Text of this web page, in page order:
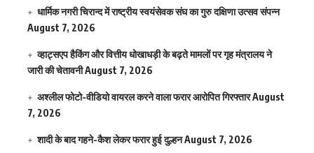
धार्मिक नगरी चिरान्द में राष्ट्रीय स्वयंसेवक संघ का गुरु दक्षिणा उत्सव संपन्न
August 7, 2026
व्हाट्सएप हैकिंग और वित्तीय धोखाधड़ी के बढ़ते मामलों पर गृह मंत्रालय ने
जारी की चेतावनीAugust 7, 2026
अश्लील फोटो-वीडियो वायरल करने वाला फरार आरोपित गिरफ्तारAugust
7, 2026
शादी के बाद गहने-कैश लेकर फरार हुई दुल्हनAugust 7, 2026